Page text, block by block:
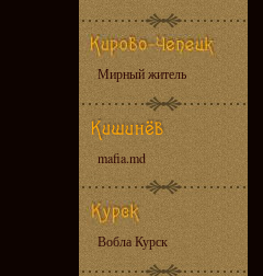
Мирный житель
mafia.md
Вобла Курск